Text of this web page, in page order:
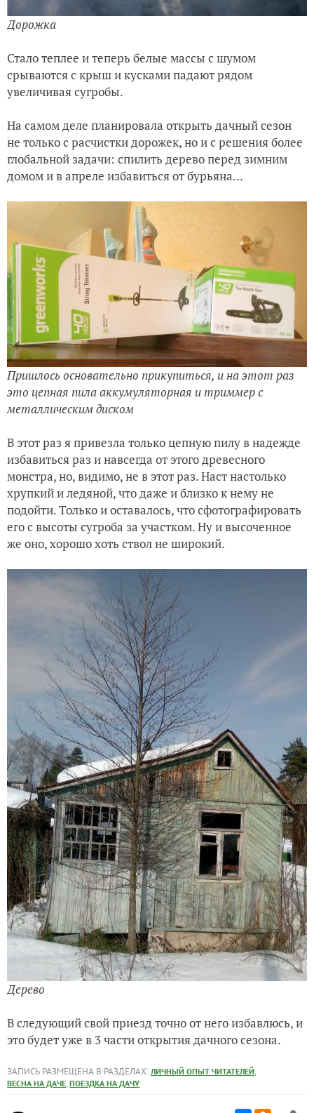
Дорожка
Стало теплее и теперь белые массы с шумом
срываются с крыш и кусками падают рядом
увеличивая сугробы.
На самом деле планировала открыть дачный сезон
не только с расчистки дорожек, но и с решения более
глобальной задачи: спилить дерево перед зимним
домом и в апреле избавиться от бурьяна...
Пришлось основательно прикупиться, и на этот раз
это цепная пила аккумуляторная и триммер с
металлическим диском
В этот раз я привезла только цепную пилу в надежде
избавиться раз и навсегда от этого древесного
монстра, но, видимо, не в этот раз. Наст настолько
хрупкий и ледяной, что даже и близко к нему не
подойти. Только и оставалось, что сфотографировать
его с высоты сугроба за участком. Ну и высоченное
же оно, хорошо хоть ствол не широкий.
Дерево
В следующий свой приезд точно от него избавлюсь, и
это будет уже в 3 части открытия дачного сезона.
ЗАПИСЬ РАЗМЕЩЕНА В РАЗДЕЛАХ: ЛИЧНЫЙ ОПЫТ ЧИТАТЕЛЕЙ,
ВЕСНА НА ДАЧЕ, ПОЕЗДКА НА ДАЧУ